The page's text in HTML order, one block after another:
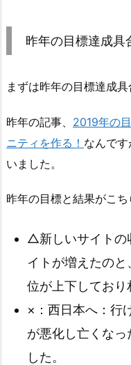
昨年の目標達成具
まずは昨年の目標達成具
昨年の記事、 2019年の
ニティを作る！ なんで
いました。
昨年の目標と結果がこち
△新しいサイトの
イトが増えたの
位が上下しており
×：西日本へ：行
が悪化し亡くなっ
した。